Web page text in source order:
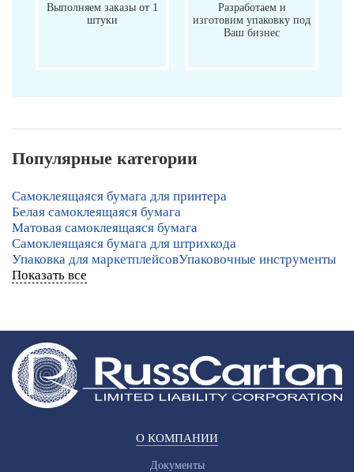
Выполняем заказы от 1
штуки
Разработаем и
изготовим упаковку под
Ваш бизнес
Популярные категории
Самоклеящаяся бумага для принтера
Белая самоклеящаяся бумага
Матовая самоклеящаяся бумага
Самоклеящаяся бумага для штрихкода
Упаковка для маркетплейсовУпаковочные инструменты
Показать все
О КОМПАНИИ
Документы